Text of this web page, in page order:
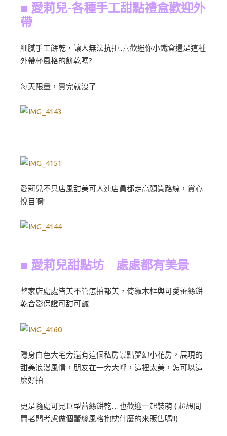
■ 愛莉兒-各種手工甜點禮盒歡迎外
帶
細膩手工餅乾，讓人無法抗拒..喜歡迷你小鐵盒還是這種
外帶杯風格的餅乾嗎?
每天限量，賣完就沒了
愛莉兒不只店風甜美可人連店員都走高顏質路線，賞心
悅目啊!
■ 愛莉兒甜點坊 處處都有美景
整家店處處皆美不管怎拍都美，倚靠木框與可愛蕾絲餅
乾合影保證可甜可鹹
隱身白色大宅旁還有這個私房景點夢幻小花房，展現的
甜美浪漫風情，朋友在一旁大呼，這裡太美，怎可以這
麼好拍
更是隨處可見巨型蕾絲餅乾…也歡迎一起裝萌 ( 超想問
問老闆考慮做個蕾絲風格抱枕什麼的來販售嗎!!)